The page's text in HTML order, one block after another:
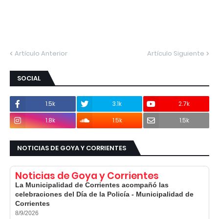
Artículo Anterior Artículo Siguiente
SOCIAL
1.5k 3.1k
2.7k
1.8k
1.5k 1.5k
NOTICIAS DE GOYA Y CORRIENTES
Noticias de Goya y Corrientes
La Municipalidad de Corrientes acompañó las
celebraciones del Día de la Policía - Municipalidad de
Corrientes
8/9/2026